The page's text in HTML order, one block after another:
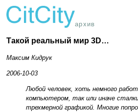
архив
Такой реальный мир 3D…
Максим Кидрук
2006-10-03
Любой человек, хоть немного
компьютером, так или иначе
трехмерной графикой. Многие